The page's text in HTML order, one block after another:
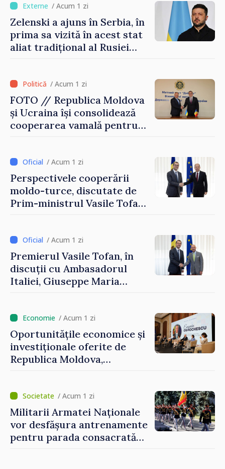
/ Acum 1 zi
Zelenski a ajuns în Serbia, în
prima sa vizită în acest stat
aliat tradițional al Rusiei
/ Acum 1 zi
FOTO // Republica Moldova
și Ucraina își consolidează
cooperarea vamală pentru
Reuniune la Moghiliov-
Podolsk
/ Acum 1 zi
Perspectivele cooperării
moldo-turce, discutate de
Prim-ministrul Vasile Tofan
/ Acum 1 zi
Premierul Vasile Tofan, în
discuții cu Ambasadorul
Italiei, Giuseppe Maria
/ Acum 1 zi
Oportunitățile economice și
investiționale oferite de
Republica Moldova,
Forumul Diasporei
/ Acum 1 zi
Militarii Armatei Naționale
vor desfășura antrenamente
pentru parada consacrată